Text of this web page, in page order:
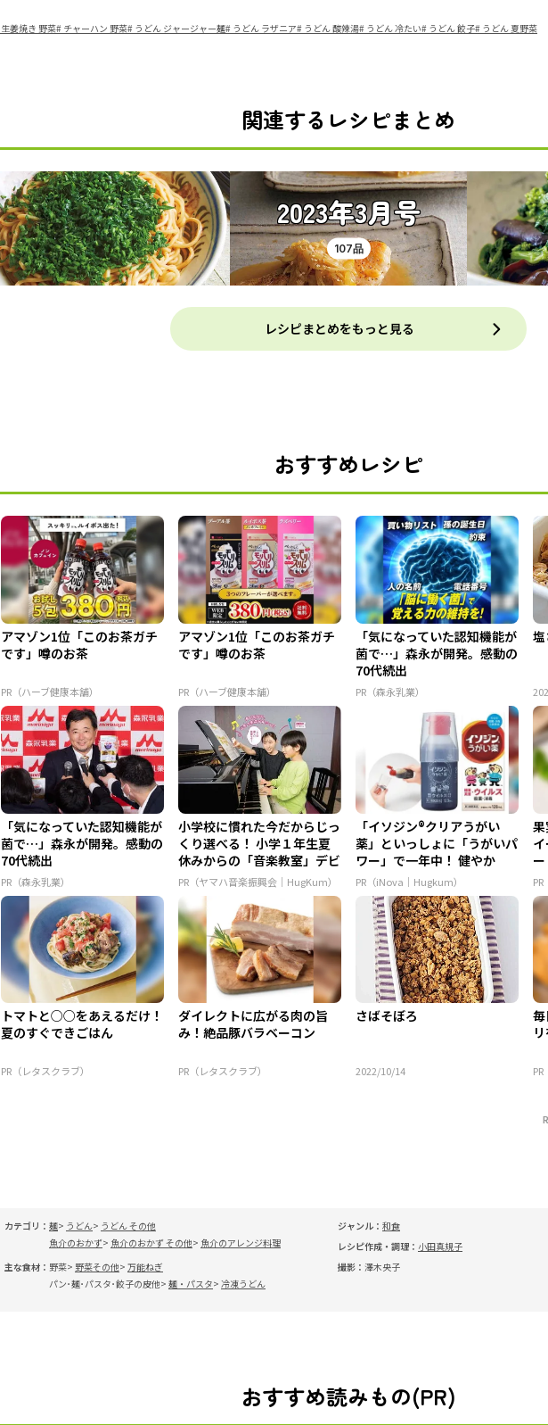
生姜焼き 野菜# チャーハン 野菜# うどん ジャージャー麺# うどん ラザニア# うどん 酸辣湯# うどん 冷たい# うどん 餃子# うどん 夏野菜
関連するレシピまとめ
2023年3月号
107品
レシピまとめをもっと見る
おすすめレシピ
アマゾン1位「このお茶ガチ
です」噂のお茶
PR（ハーブ健康本舗）
アマゾン1位「このお茶ガチ
です」噂のお茶
PR（ハーブ健康本舗）
「気になっていた認知機能が
菌で…」森永が開発。感動の
70代続出
PR（森永乳業）
「気になっていた認知機能が
菌で…」森永が開発。感動の
70代続出
PR（森永乳業）
小学校に慣れた今だからじっ
くり選べる！ 小学１年生夏
休みからの「音楽教室」デビ
ュ...
PR（ヤマハ音楽振興会｜HugKum）
「イソジン®クリアうがい
薬」といっしょに「うがいパ
ワー」で一年中！ 健やか
PR（iNova｜Hugkum）
ー
PR
トマトと○○をあえるだけ！
夏のすぐできごはん
PR（レタスクラブ）
ダイレクトに広がる肉の旨
み！絶品豚バラベーコン
PR（レタスクラブ）
さばそぼろ
2022/10/14 PR
カテゴリ： 麺 うどん
うどん その他
魚介のおかず
魚介のおかず その他
魚介のアレンジ料理
主な食材： 野菜 野菜その他 万能ねぎ
パン･麺･パスタ･餃子の皮他 麺・パスタ 冷凍うどん
ジャンル： 和食
レシピ作成・調理： 小田真規子
撮影： 澤木央子
おすすめ読みもの(PR)